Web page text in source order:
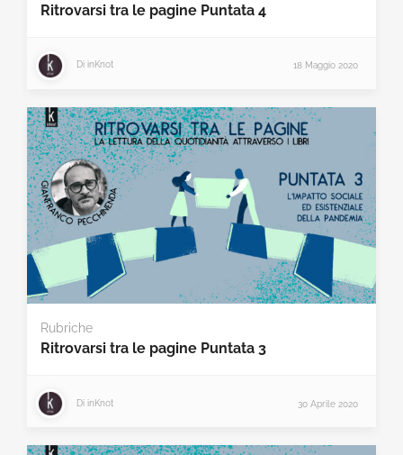
Ritrovarsi tra le pagine Puntata 4
Di inKnot 18 Maggio 2020
Rubriche
Ritrovarsi tra le pagine Puntata 3
Di inKnot 30 Aprile 2020